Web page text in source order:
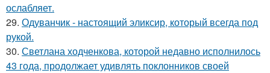
ослабляет.
29. Одуванчик - настоящий эликсир, который всегда под
рукой.
30. Светлана ходченкова, которой недавно исполнилось
43 года, продолжает удивлять поклонников своей